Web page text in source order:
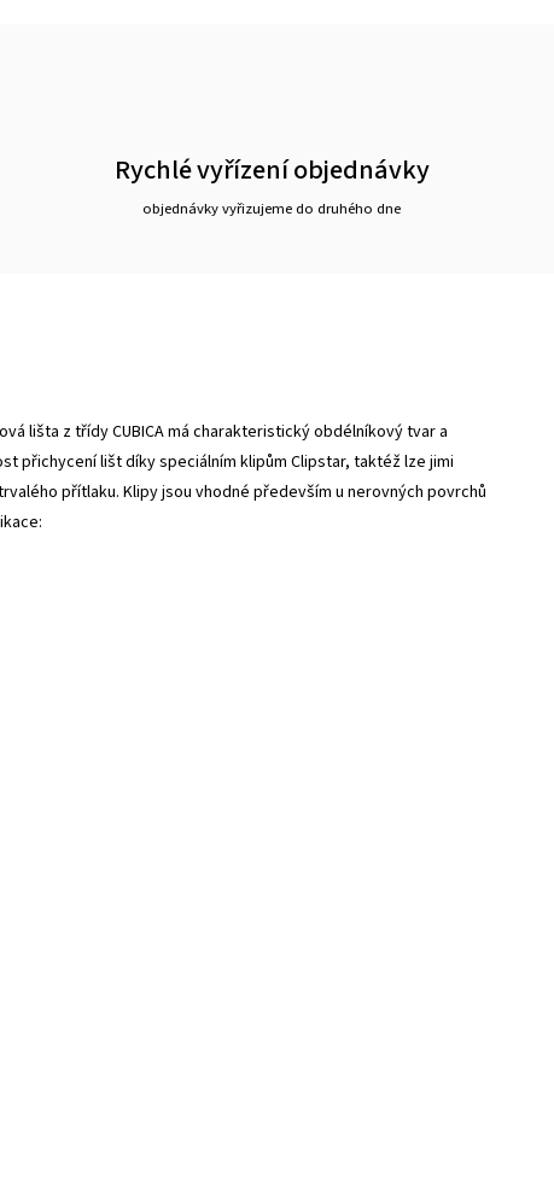
Rychlé vyřízení objednávky
objednávky vyřizujeme do druhého dne
lišta z třídy CUBICA má charakteristický obdélníkový tvar a
přichycení lišt díky speciálním klipům Clipstar, taktéž lze jimi
přítlaku. Klipy jsou vhodné především u nerovných povrchů